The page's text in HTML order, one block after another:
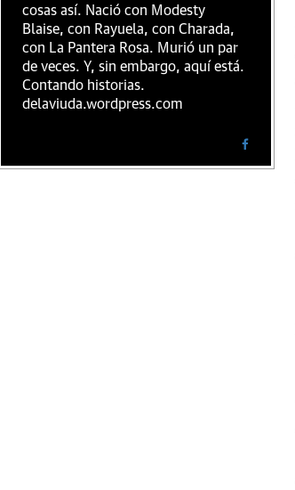
cosas así. Nació con Modesty
Blaise, con Rayuela, con Charada,
con La Pantera Rosa. Murió un par
de veces. Y, sin embargo, aquí está.
Contando historias.
delaviuda.wordpress.com